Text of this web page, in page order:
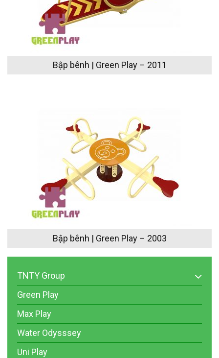
Bập bênh | Green Play – 2011
Bập bênh | Green Play – 2003
TNTY Group
Green Play
Max Play
Water Odysssey
Uni Play